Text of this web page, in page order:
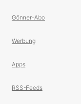
Gönner-Abo
Werbung
Apps
RSS-Feeds